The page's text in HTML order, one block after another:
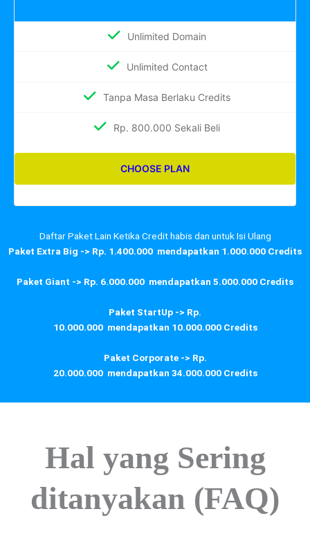
Unlimited Domain
Unlimited Contact
Tanpa Masa Berlaku Credits
Rp. 800.000 Sekali Beli
CHOOSE PLAN
Daftar Paket Lain Ketika Credit habis dan untuk Isi Ulang
Paket Extra Big -> Rp. 1.400.000 mendapatkan 1.000.000 Credits
Paket Giant -> Rp. 6.000.000 mendapatkan 5.000.000 Credits
Paket StartUp -> Rp.
10.000.000 mendapatkan 10.000.000 Credits
Paket Corporate -> Rp.
20.000.000 mendapatkan 34.000.000 Credits
Hal yang Sering
ditanyakan (FAQ)